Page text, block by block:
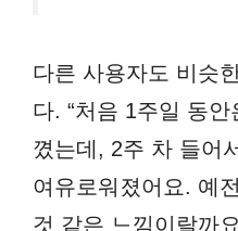
다른 사용자도 비슷
다. “처음 1주일 동
꼈는데, 2주 차 들어
여유로워졌어요. 예
것 같은 느낌이랄까